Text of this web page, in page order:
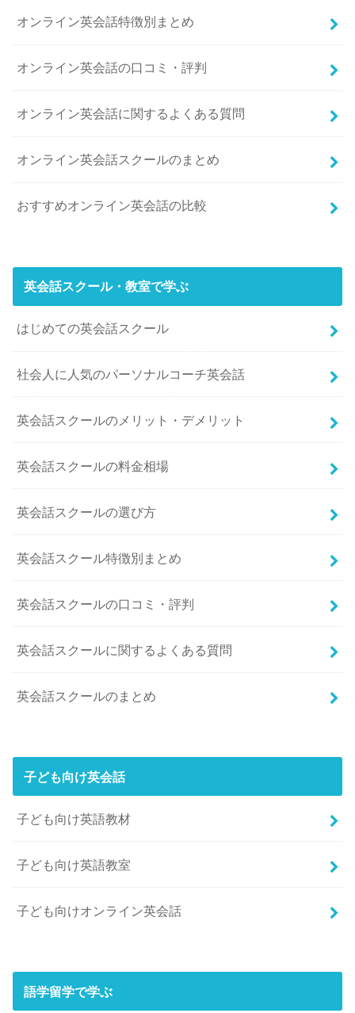
オンライン英会話特徴別まとめ
オンライン英会話の口コミ・評判
オンライン英会話に関するよくある質問
オンライン英会話スクールのまとめ
おすすめオンライン英会話の比較
英会話スクール・教室で学ぶ
はじめての英会話スクール
社会人に人気のパーソナルコーチ英会話
英会話スクールのメリット・デメリット
英会話スクールの料金相場
英会話スクールの選び方
英会話スクール特徴別まとめ
英会話スクールの口コミ・評判
英会話スクールに関するよくある質問
英会話スクールのまとめ
子ども向け英会話
子ども向け英語教材
子ども向け英語教室
子ども向けオンライン英会話
語学留学で学ぶ